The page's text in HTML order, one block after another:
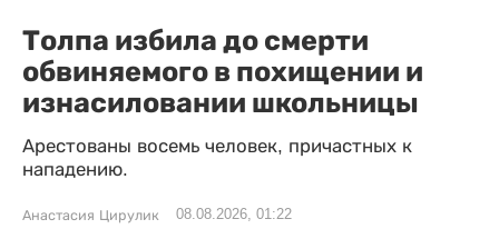
Толпа избила до смерти
обвиняемого в похищении и
изнасиловании школьницы
Арестованы восемь человек, причастных к
нападению.
Анастасия Цирулик 08.08.2026, 01:22